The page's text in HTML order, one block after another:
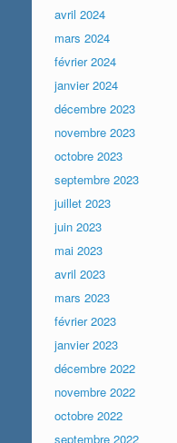
avril 2024
mars 2024
février 2024
janvier 2024
décembre 2023
novembre 2023
octobre 2023
septembre 2023
juillet 2023
juin 2023
mai 2023
avril 2023
mars 2023
février 2023
janvier 2023
décembre 2022
novembre 2022
octobre 2022
septembre 2022